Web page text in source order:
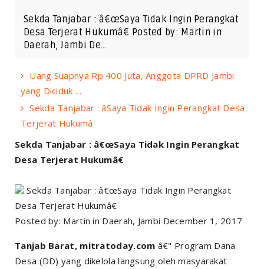
Sekda Tanjabar : â€œSaya Tidak Ingin Perangkat
Desa Terjerat Hukumâ€ Posted by: Martin in
Daerah, Jambi De…
Uang Suapnya Rp 400 Juta, Anggota DPRD Jambi
yang Diciduk ...
Sekda Tanjabar : âSaya Tidak Ingin Perangkat Desa
Terjerat Hukumâ
Sekda Tanjabar : â€œSaya Tidak Ingin Perangkat
Desa Terjerat Hukumâ€
Sekda Tanjabar : â€œSaya Tidak Ingin Perangkat
Desa Terjerat Hukumâ€
Posted by: Martin in Daerah, Jambi December 1, 2017
Tanjab Barat, mitratoday.com â€" Program Dana
Desa (DD) yang dikelola langsung oleh masyarakat